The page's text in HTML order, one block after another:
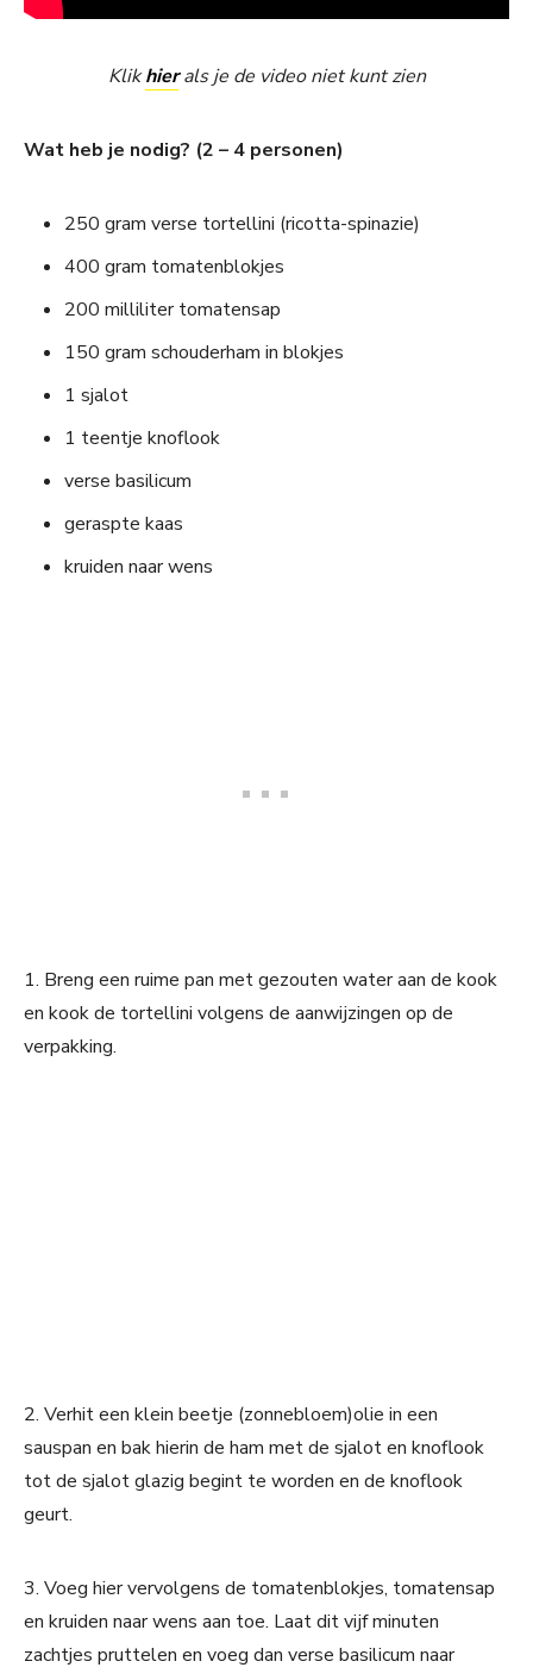
Klikhierals je de video niet kunt zien
Wat heb je nodig? (2 – 4 personen)
250 gram verse tortellini (ricotta-spinazie)
400 gram tomatenblokjes
200 milliliter tomatensap
150 gram schouderham in blokjes
1 sjalot
1 teentje knoflook
verse basilicum
geraspte kaas
kruiden naar wens
1. Breng een ruime pan met gezouten water aan de kook
en kook de tortellini volgens de aanwijzingen op de
verpakking.
2. Verhit een klein beetje (zonnebloem)olie in een
sauspan en bak hierin de ham met de sjalot en knoflook
tot de sjalot glazig begint te worden en de knoflook
geurt.
3. Voeg hier vervolgens de tomatenblokjes, tomatensap
en kruiden naar wens aan toe. Laat dit vijf minuten
zachtjes pruttelen en voeg dan verse basilicum naar